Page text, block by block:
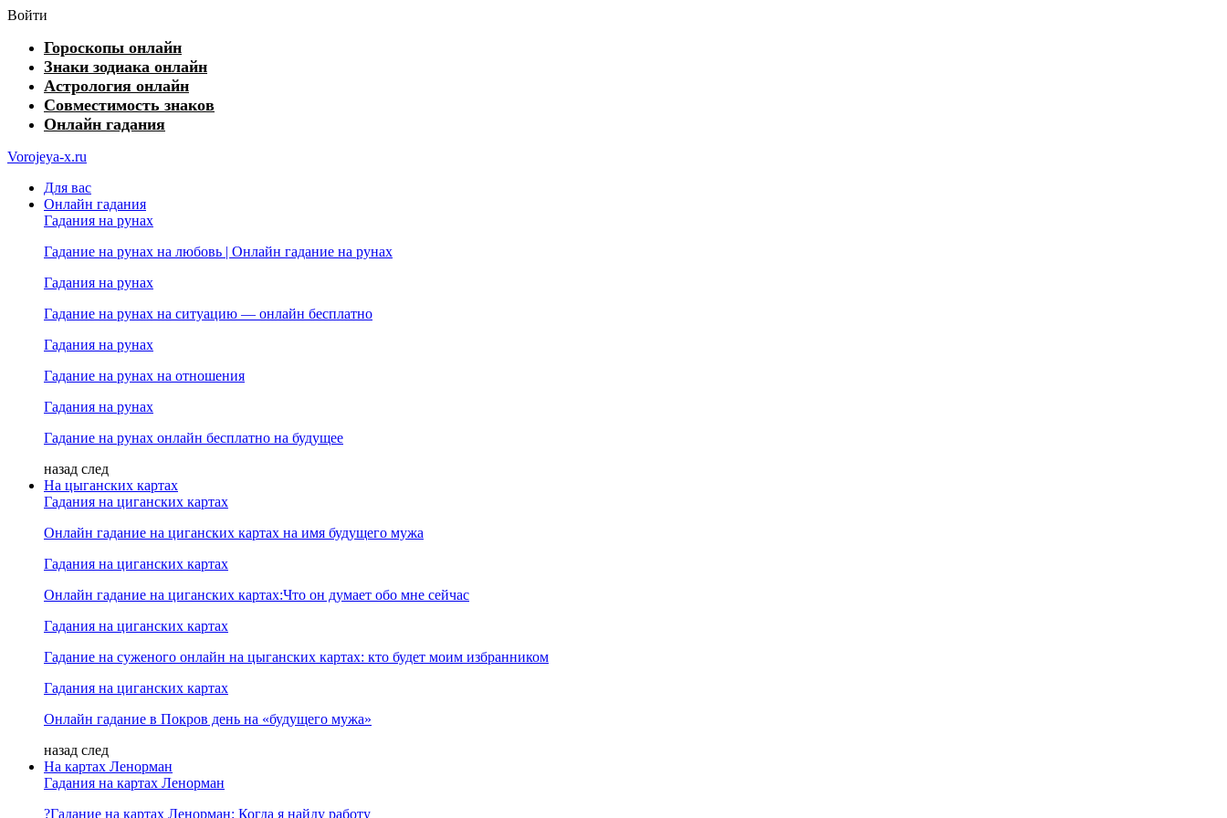
Войти
Гороскопы онлайн
Знаки зодиака онлайн
Астрология онлайн
Совместимость знаков
Онлайн гадания
Vorojeya-x.ru
Для вас
Онлайн гадания
Гадания на рунах
Гадание на рунах на любовь | Онлайн гадание на рунах
Гадания на рунах
Гадание на рунах на ситуацию — онлайн бесплатно
Гадания на рунах
Гадание на рунах на отношения
Гадания на рунах
Гадание на рунах онлайн бесплатно на будущее
назад след
На цыганских картах
Гадания на циганских картах
Онлайн гадание на циганских картах на имя будущего мужа
Гадания на циганских картах
Онлайн гадание на циганских картах:Что он думает обо мне сейчас
Гадания на циганских картах
Гадание на суженого онлайн на цыганских картах: кто будет моим избранником
Гадания на циганских картах
Онлайн гадание в Покров день на «будущего мужа»
назад след
На картах Ленорман
Гадания на картах Ленорман
?Гадание на картах Ленорман: Когда я найду работу